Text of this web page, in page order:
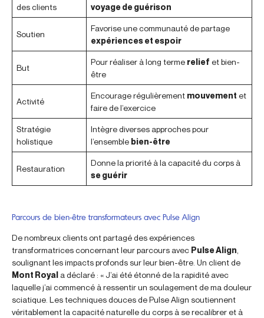
des clients
voyage de guérison
Soutien
Favorise une communauté de partage
expériences et espoir
But
Pour réaliser à long terme relief et bien-
être
Activité
Encourage régulièrement mouvement et
faire de l’exercice
Stratégie
holistique
Intègre diverses approches pour
l’ensemble bien-être
Restauration
Donne la priorité à la capacité du corps à
se guérir
Parcours de bien-être transformateurs avec Pulse Align
De nombreux clients ont partagé des expériences
transformatrices concernant leur parcours avec Pulse Align
soulignant les impacts profonds sur leur bien-être. Un client de
Mont Royal a déclaré : « J’ai été étonné de la rapidité avec
laquelle j’ai commencé à ressentir un soulagement de ma douleur
sciatique. Les techniques douces de Pulse Align soutiennent
véritablement la capacité naturelle du corps à se recalibrer et à